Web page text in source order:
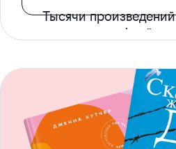
Тысячи произведений
с доступом офлайн